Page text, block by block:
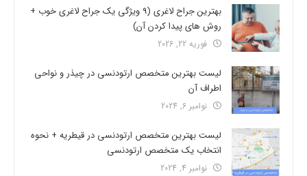
بهترین جراح لاغری (9 ویژگی یک جراح لاغری خوب +
روش های پیدا کردن آن)
فوریه 22, 2026
لیست بهترین متخصص ارتودنسی در چیذر و نواحی
اطراف آن
نوامبر 6, 2024
لیست بهترین متخصص ارتودنسی در قیطریه + نحوه
انتخاب یک متخصص ارتودنسی
نوامبر 4, 2024